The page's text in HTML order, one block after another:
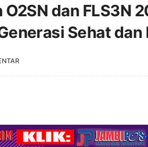
dan FLS3N
Sehat